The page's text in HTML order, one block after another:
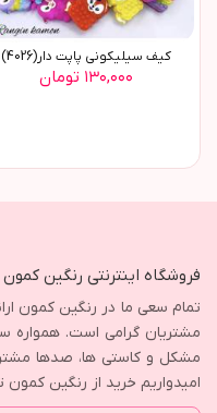
کیف سیلیکونی پاپت دار(4026)
۱۳۰,۰۰۰ تومان
فروشگاه اینترنتی رنگین کمون
تمام سعی ما در رنگین کمون
مشتریان گرامی است.
مشکل و کاستی ها، صدها
امیدواریم خرید از رنگین